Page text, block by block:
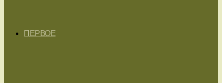
ПЕРВОЕ